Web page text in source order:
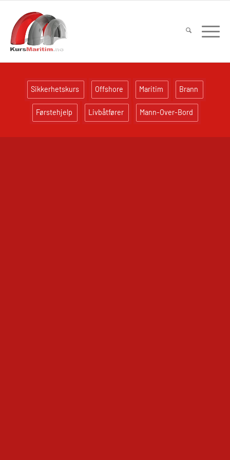
Sikkerhetskurs Offshore Maritim Brann
Førstehjelp Livbåtfører Mann-Over-Bord